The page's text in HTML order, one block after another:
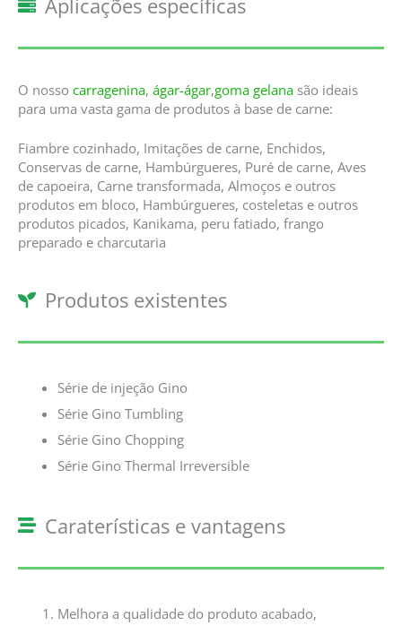
O nosso carragenina, ágar-ágar,goma gelana são ideais
para uma vasta gama de produtos à base de carne:
Fiambre cozinhado, Imitações de carne, Enchidos,
Conservas de carne, Hambúrgueres, Puré de carne, Aves
de capoeira, Carne transformada, Almoços e outros
produtos em bloco, Hambúrgueres, costeletas e outros
produtos picados, Kanikama, peru fatiado, frango
preparado e charcutaria
Produtos existentes
Série de injeção Gino
Série Gino Tumbling
Série Gino Chopping
Série Gino Thermal Irreversible
Caraterísticas e vantagens
Melhora a qualidade do produto acabado,